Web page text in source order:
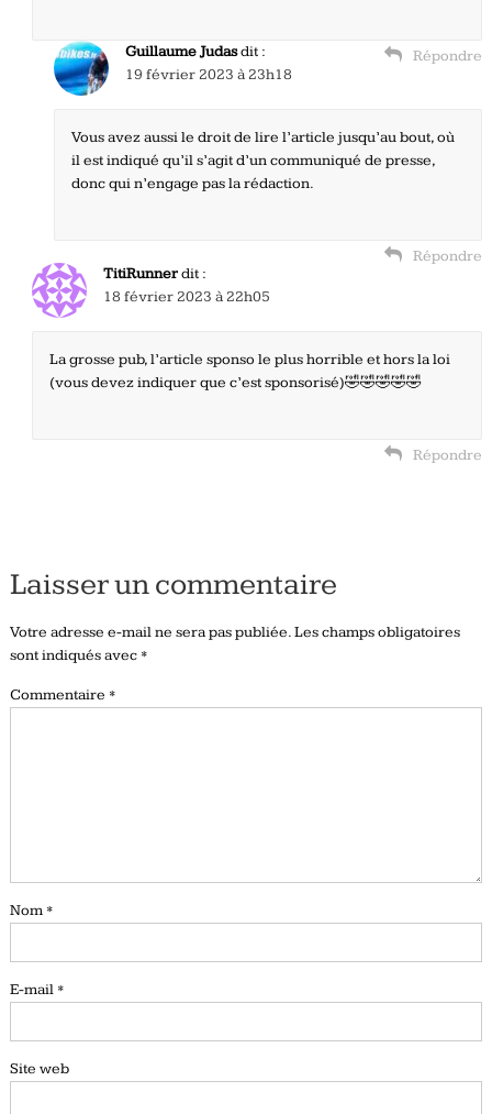
Répondre
Guillaume Judasdit :
19 février 2023 à 23h18
Vous avez aussi le droit de lire l’article jusqu’au bout, où
il est indiqué qu’il s’agit d’un communiqué de presse,
donc qui n’engage pas la rédaction.
Répondre
TitiRunnerdit :
18 février 2023 à 22h05
La grosse pub, l’article sponso le plus horrible et hors la loi
(vous devez indiquer que c’est sponsorisé)🤣🤣🤣🤣🤣
Répondre
Laisser un commentaire
Votre adresse e-mail ne sera pas publiée.Les champs obligatoires
sont indiqués avec *
Commentaire *
Nom *
E-mail *
Site web